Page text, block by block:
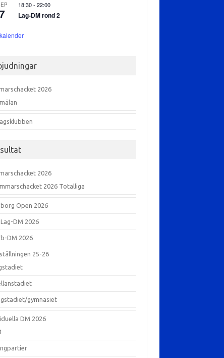
18:30-22:00
Lag-DM rond 2
2026
2026
2026 Totalliga
Open 2026
DM 2026
DM 2026
25-26
gymnasiet
DM 2026